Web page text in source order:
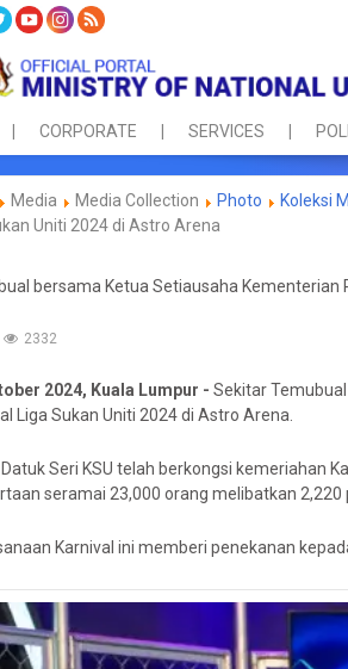
CORPORATE SERVICES
Media Media Collection Photo Koleksi
Uniti 2024 di Astro Arena
bersama Ketua Setiausaha Kementerian
2332
2024, Kuala Lumpur - Sekitar
Liga Sukan Uniti 2024 di Astro Arena.
Seri KSU telah berkongsi kemeriahan
seramai 23,000 orang melibatkan 2,220
Karnival ini memberi penekanan